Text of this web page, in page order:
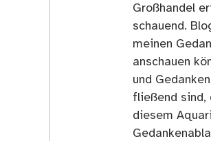
Großhandel
schauend.
meinen
anschauen
und
fließend sind,
diesem